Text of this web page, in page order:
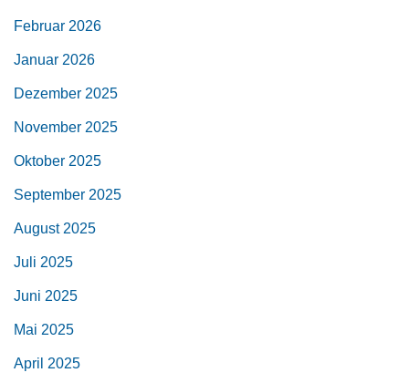
Februar 2026
Januar 2026
Dezember 2025
November 2025
Oktober 2025
September 2025
August 2025
Juli 2025
Juni 2025
Mai 2025
April 2025